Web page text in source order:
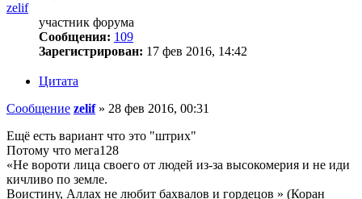
zelif
участник форума
Сообщения: 109
Зарегистрирован: 17 фев 2016, 14:42
Цитата
Сообщение zelif» 28 фев 2016, 00:31
Ещё есть вариант что это "штрих"
Потому что мега128
«Не вороти лица своего от людей из-за высокомерия и не иди
кичливо по земле.
Воистину, Аллах не любит бахвалов и гордецов » (Коран